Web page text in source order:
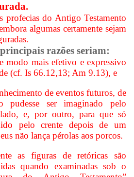
profecias do Antigo Testamento
algumas certamente sejam
razões seriam:
modo mais efetivo e expressivo
(cf. Is 66.12,13; Am 9.13), e
de eventos futuros, de
ser imaginado pelo
e, por outro, para que só
pelo crente depois de um
não lança pérolas aos porcos.
as figuras de retóricas são
quando examinadas sob o